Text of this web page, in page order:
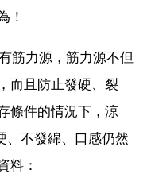
！
筋力源，筋力源不但
而且防止發硬、裂
條件的情況下，涼
、不發綿、口感仍然
料：